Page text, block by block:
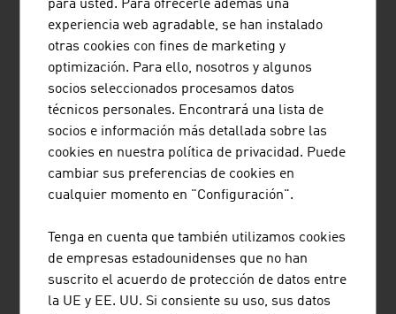
reemplazar al medio impreso. Austria sigue siendo al
igual que siempre un país de lectores de periódicos.
Los anunciantes austriacos invierten mucha energía
creativa en la publicidad online. Porque la publicidad es
pionera y un vínculo en la digitalización. Para los
el idioma (de imágenes) correcto que ellos necesitan.
"DIGI 4 SCHOOL"
Bajo esta denominación, un grupo coordinador de
editoriales austriacas de libros de texto ha estado
trabajando desde 2013 en la elaboración del marco para
los contenidos digitales en las aulas. Las industrias del
para usted. Para ofrecerle además una
experiencia web agradable, se han instalado
otras cookies con fines de marketing y
optimización. Para ello, nosotros y algunos
socios seleccionados procesamos datos
técnicos personales. Encontrará una lista de
socios e información más detallada sobre las
cookies en nuestra política de privacidad. Puede
cambiar sus preferencias de cookies en
cualquier momento en "Configuración".
Tenga en cuenta que también utilizamos cookies
de empresas estadounidenses que no han
suscrito el acuerdo de protección de datos entre
la UE y EE. UU. Si consiente su uso, sus datos